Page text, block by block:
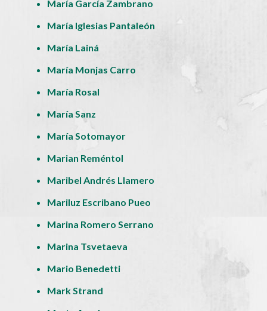
María García Zambrano
María Iglesias Pantaleón
María Lainá
María Monjas Carro
María Rosal
María Sanz
María Sotomayor
Marian Reméntol
Maribel Andrés Llamero
Mariluz Escribano Pueo
Marina Romero Serrano
Marina Tsvetaeva
Mario Benedetti
Mark Strand